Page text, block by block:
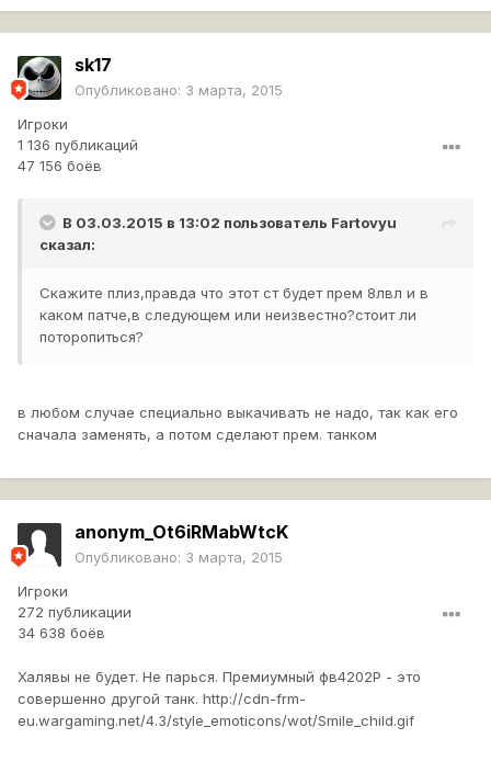
sk17
Опубликовано: 3 марта, 2015
Игроки
1 136 публикаций
47 156 боёв
В 03.03.2015 в 13:02 пользователь Fartovyu
сказал:
Скажите плиз,правда что этот ст будет прем 8лвл и в
каком патче,в следующем или неизвестно?стоит ли
поторопиться?
в любом случае специально выкачивать не надо, так как его
сначала заменять, а потом сделают прем. танком
anonym_Ot6iRMabWtcK
Опубликовано: 3 марта, 2015
Игроки
272 публикации
34 638 боёв
Халявы не будет. Не парься. Премиумный фв4202Р - это
совершенно другой танк. http://cdn-frm-
eu.wargaming.net/4.3/style_emoticons/wot/Smile_child.gif